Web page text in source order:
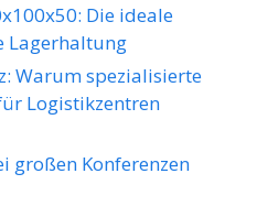
Die ideale
Lagerhaltung
Warum spezialisierte
Logistikzentren
großen Konferenzen